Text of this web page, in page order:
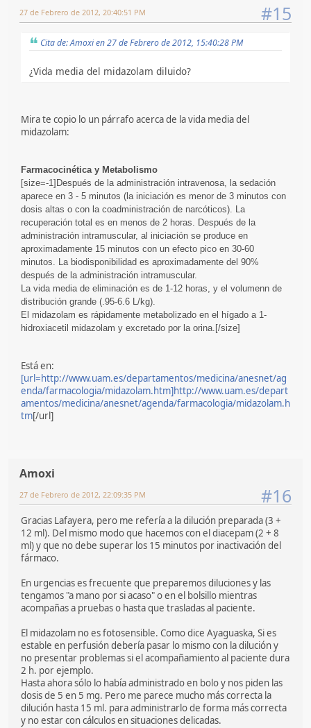
#15
27 de Febrero de 2012, 20:40:51 PM
Cita de: Amoxi en 27 de Febrero de 2012, 15:40:28 PM
¿Vida media del midazolam diluido?
Mira te copio lo un párrafo acerca de la vida media del
midazolam:
Farmacocinética y Metabolismo
[size=-1]Después de la administración intravenosa, la sedación
aparece en 3 - 5 minutos (la iniciación es menor de 3 minutos con
dosis altas o con la coadministración de narcóticos). La
recuperación total es en menos de 2 horas. Después de la
administración intramuscular, al iniciación se produce en
aproximadamente 15 minutos con un efecto pico en 30-60
minutos. La biodisponibilidad es aproximadamente del 90%
después de la administración intramuscular.
La vida media de eliminación es de 1-12 horas, y el volumenn de
distribución grande (.95-6.6 L/kg).
El midazolam es rápidamente metabolizado en el hígado a 1-
hidroxiacetil midazolam y excretado por la orina.[/size]
Está en:
[url=http://www.uam.es/departamentos/medicina/anesnet/ag
enda/farmacologia/midazolam.htm]http://www.uam.es/depart
amentos/medicina/anesnet/agenda/farmacologia/midazolam.h
tm[/url]
Amoxi
#16
27 de Febrero de 2012, 22:09:35 PM
Gracias Lafayera, pero me refería a la dilución preparada (3 +
12 ml). Del mismo modo que hacemos con el diacepam (2 + 8
ml) y que no debe superar los 15 minutos por inactivación del
fármaco.
En urgencias es frecuente que preparemos diluciones y las
tengamos "a mano por si acaso" o en el bolsillo mientras
acompañas a pruebas o hasta que trasladas al paciente.
El midazolam no es fotosensible. Como dice Ayaguaska, Si es
estable en perfusión debería pasar lo mismo con la dilución y
no presentar problemas si el acompañamiento al paciente dura
2 h. por ejemplo.
Hasta ahora sólo lo había administrado en bolo y nos piden las
dosis de 5 en 5 mg. Pero me parece mucho más correcta la
dilución hasta 15 ml. para administrarlo de forma más correcta
y no estar con cálculos en situaciones delicadas.